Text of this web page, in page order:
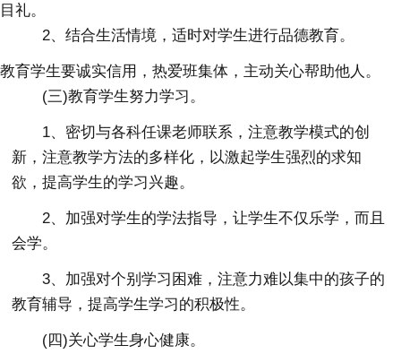
目礼。
2、结合生活情境，适时对学生进行品德教育。
教育学生要诚实信用，热爱班集体，主动关心帮助他人。
(三)教育学生努力学习。
1、密切与各科任课老师联系，注意教学模式的创
新，注意教学方法的多样化，以激起学生强烈的求知
欲，提高学生的学习兴趣。
2、加强对学生的学法指导，让学生不仅乐学，而且
会学。
3、加强对个别学习困难，注意力难以集中的孩子的
教育辅导，提高学生学习的积极性。
(四)关心学生身心健康。